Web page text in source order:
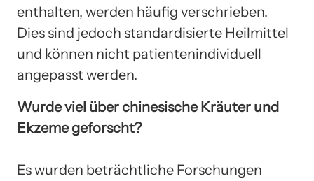
enthalten, werden häufig verschrieben.
Dies sind jedoch standardisierte Heilmittel
und können nicht patientenindividuell
angepasst werden.
Wurde viel über chinesische Kräuter und
Ekzeme geforscht?
Es wurden beträchtliche Forschungen